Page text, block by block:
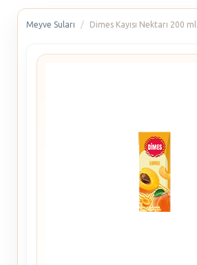
Meyve Suları Dimes Kayısı Nektarı 200 ml